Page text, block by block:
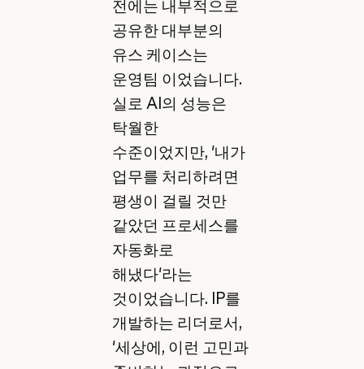
전에는 내부적으로
공유한 대부분의
유스 케이스는
운영팀 이었습니다.
실로 AI의 성능은
탁월한
수준이었지만, '내가
업무를 처리하려면
평생이 걸릴 것만
같았던 프로세스를
자동화로
해냈다'라는
것이었습니다. IP를
개발하는 리더로서,
'세상에, 이런 고민과